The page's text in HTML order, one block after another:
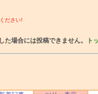
ださい!
た場合には投稿できません。 ト